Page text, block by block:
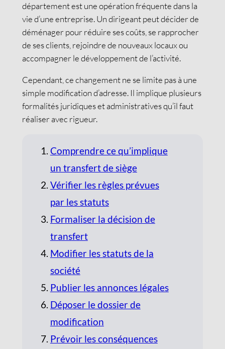
département est une opération fréquente dans la
vie d’une entreprise. Un dirigeant peut décider de
déménager pour réduire ses coûts, se rapprocher
de ses clients, rejoindre de nouveaux locaux ou
accompagner le développement de l’activité.
Cependant, ce changement ne se limite pas à une
simple modification d’adresse. Il implique plusieurs
formalités juridiques et administratives qu’il faut
réaliser avec rigueur.
Comprendre ce qu’implique
un transfert de siège
Vérifier les règles prévues
par les statuts
Formaliser la décision de
transfert
Modifier les statuts de la
société
Publier les annonces légales
Déposer le dossier de
modification
Prévoir les conséquences